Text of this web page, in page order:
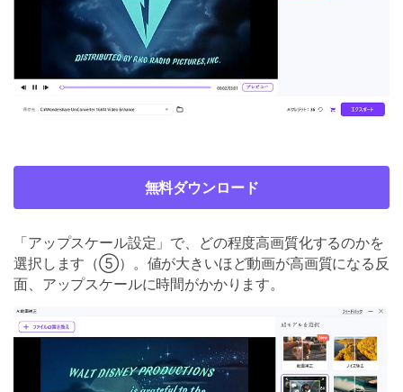
無料ダウンロード
「アップスケール設定」で、どの程度高画質化するのかを
選択します（⑤）。値が大きいほど動画が高画質になる反
面、アップスケールに時間がかかります。